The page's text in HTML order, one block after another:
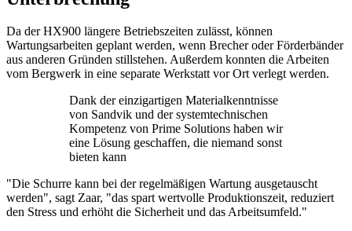
Da der HX900 längere Betriebszeiten zulässt, können
Wartungsarbeiten geplant werden, wenn Brecher oder Förderbänder
aus anderen Gründen stillstehen. Außerdem konnten die Arbeiten
vom Bergwerk in eine separate Werkstatt vor Ort verlegt werden.
Dank der einzigartigen Materialkenntnisse
von Sandvik und der systemtechnischen
Kompetenz von Prime Solutions haben wir
eine Lösung geschaffen, die niemand sonst
bieten kann
"Die Schurre kann bei der regelmäßigen Wartung ausgetauscht
werden", sagt Zaar, "das spart wertvolle Produktionszeit, reduziert
den Stress und erhöht die Sicherheit und das Arbeitsumfeld."